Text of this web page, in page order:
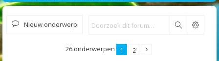
Nieuw onderwerp Zoek
26 onderwerpen 1 2